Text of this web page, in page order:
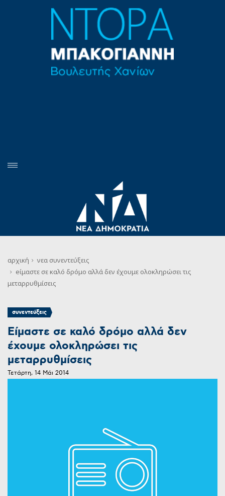
αρχική νεα συνεντεύξεις
eίμαστε σε καλό δρόμο αλλά δεν έχουμε ολοκληρώσει τις
μεταρρυθμίσεις
συνεντεύξεις
Eίμαστε σε καλό δρόμο αλλά δεν
έχουμε ολοκληρώσει τις
μεταρρυθμίσεις
Τετάρτη, 14 Μάι 2014